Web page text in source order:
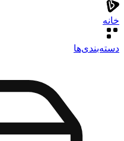
خانه
دسته‌بندی‌‌ها